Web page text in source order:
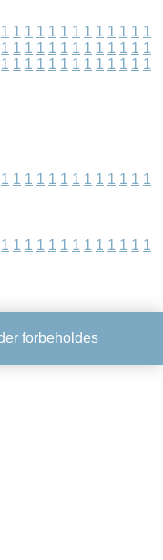
1 1 1 1 1 1 1 1 1 1 1 1 1
1 1 1 1 1 1 1 1 1 1 1 1 1
1 1 1 1 1 1 1 1 1 1 1 1 1
1 1 1 1 1 1 1 1 1 1 1 1 1
1 1 1 1 1 1 1 1 1 1 1 1 1
forbeholdes